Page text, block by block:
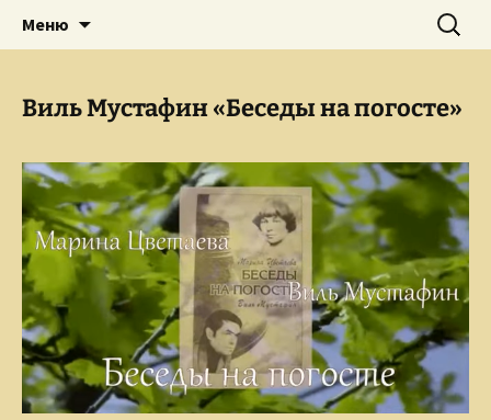
Сайт Ольги Грибановой
Творческое пространство писателя,
поэта, публициста, литературоведа
Меню Найти:
Виль Мустафин «Беседы на погосте»